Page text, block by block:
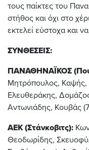
τους παίκτες του
στήθος και όχι στο
εκτελεί εύστοχα και
ΣΥΝΘΕΣΕΙΣ:
ΠΑΝΑΘΗΝΑΪΚΟΣ
Μητρόπουλος,
Ελευθεράκης,
Αντωνιάδης, Κουβάς
ΑΕΚ (Στάνκοβιτς):
Θεοδωρίδης,